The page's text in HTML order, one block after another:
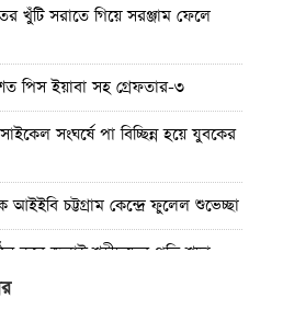
খুঁটি সরাতে গিয়ে সরঞ্জাম ফেলে
পিস ইয়াবা সহ গ্রেফতার-৩
সংঘর্ষে পা বিচ্ছিন্ন হয়ে যুবকের
চট্টগ্রাম কেন্দ্রে ফুলেল শুভেচ্ছা
করে জুলাই শহীদদের প্রতি শ্রদ্ধা
হক